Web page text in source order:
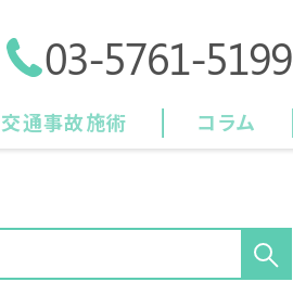
03-5761-5199
交通事故施術 コラム